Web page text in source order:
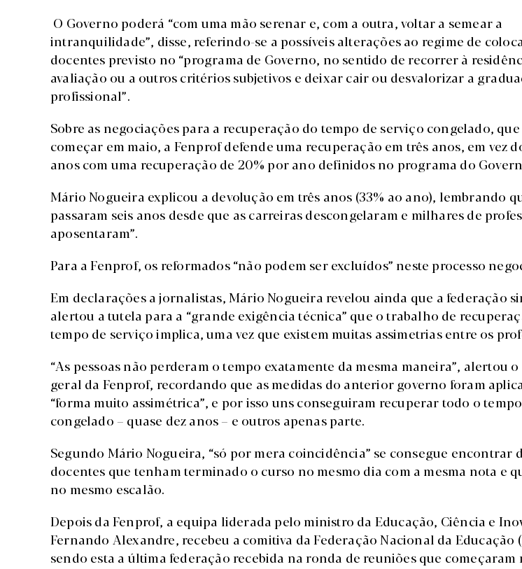
O Governo poderá “com uma mão serenar e, com a outra, voltar a semear a
intranquilidade”, disse, referindo-se a possíveis alterações ao regime de
docentes previsto no “programa de Governo, no sentido de recorrer à
avaliação ou a outros critérios subjetivos e deixar cair ou desvalorizar a
profissional”.
Sobre as negociações para a recuperação do tempo de serviço congelado, que
começar em maio, a Fenprof defende uma recuperação em três anos, em vez
anos com uma recuperação de 20% por ano definidos no programa do
Mário Nogueira explicou a devolução em três anos (33% ao ano), lembrando
passaram seis anos desde que as carreiras descongelaram e milhares de
aposentaram”.
Para a Fenprof, os reformados “não podem ser excluídos” neste processo
Em declarações a jornalistas, Mário Nogueira revelou ainda que a federação
alertou a tutela para a “grande exigência técnica” que o trabalho de
tempo de serviço implica, uma vez que existem muitas assimetrias entre os
“As pessoas não perderam o tempo exatamente da mesma maneira”, alertou
geral da Fenprof, recordando que as medidas do anterior governo foram
“forma muito assimétrica”, e por isso uns conseguiram recuperar todo o
congelado – quase dez anos – e outros apenas parte.
Segundo Mário Nogueira, “só por mera coincidência” se consegue encontrar
docentes que tenham terminado o curso no mesmo dia com a mesma nota e
no mesmo escalão.
Depois da Fenprof, a equipa liderada pelo ministro da Educação, Ciência e
Fernando Alexandre, recebeu a comitiva da Federação Nacional da Educação
sendo esta a última federação recebida na ronda de reuniões que